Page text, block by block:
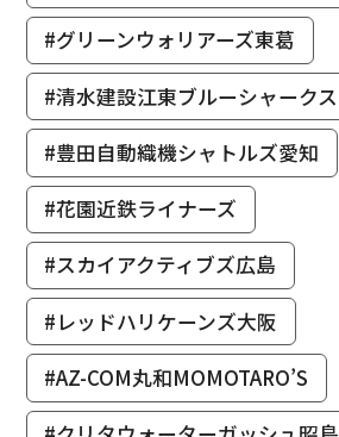
#グリーンウォリアーズ東葛
#清水建設江東ブルーシャークス
#豊田自動織機シャトルズ愛知
#花園近鉄ライナーズ
#スカイアクティブズ広島
#レッドハリケーンズ大阪
#AZ-COM丸和MOMOTARO’S